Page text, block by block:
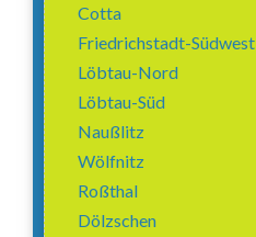
Cotta
Friedrichstadt-Südwest
Löbtau-Nord
Löbtau-Süd
Naußlitz
Wölfnitz
Roßthal
Dölzschen